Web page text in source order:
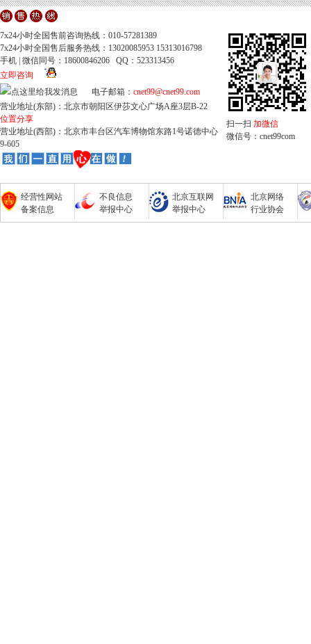
7x24小时全国售前咨询热线：010-57281389
7x24小时全国售后服务热线：13020085953 15313016798
手机 | 微信同号：18600846206 QQ：523313456
立即咨询
电子邮箱： cnet99@cnet99.com
营业地址(东部)：北京市朝阳区伊莎文心广场A座3层B-22
位置分享
营业地址(西部)：北京市丰台区汽车博物馆东路1号诺德中心
9-605
扫一扫 加微信
微信号：cnet99com
经营性网站
备案信息
不良信息
举报中心
北京互联网
举报中心
北京网络
行业协会